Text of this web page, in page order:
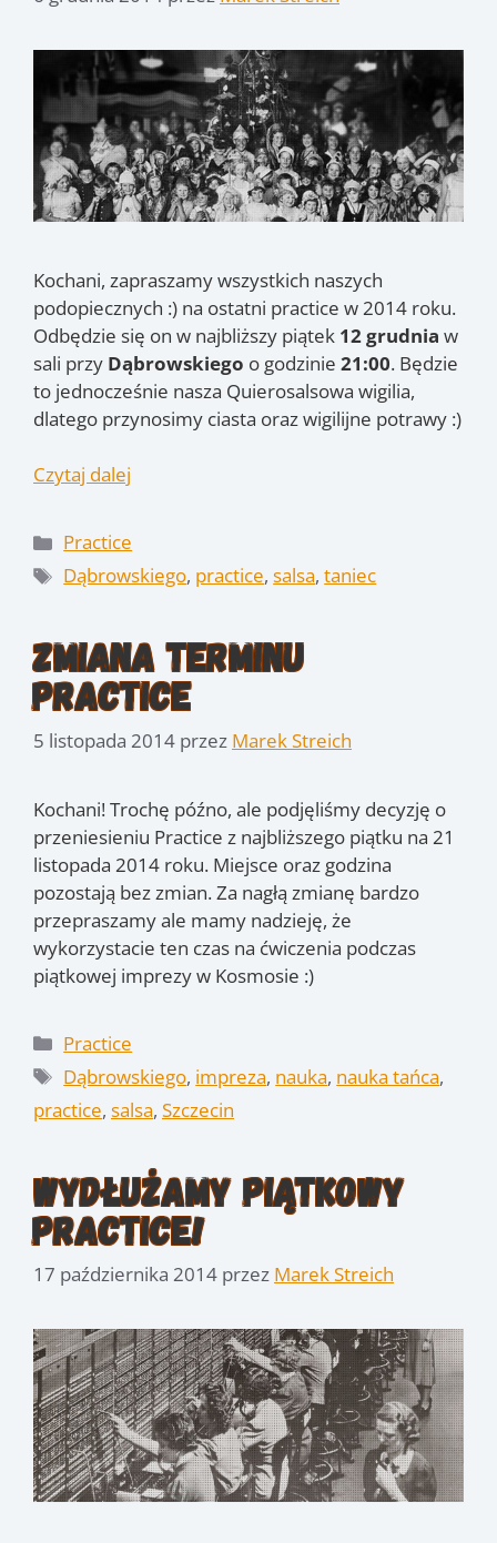
Kochani, zapraszamy wszystkich naszych
podopiecznych :) na ostatni practice w 2014 roku.
Odbędzie się on w najbliższy piątek 12 grudnia w
sali przy Dąbrowskiego o godzinie 21:00. Będzie
to jednocześnie nasza Quierosalsowa wigilia,
dlatego przynosimy ciasta oraz wigilijne potrawy :)
Czytaj dalej
Kategorie
Practice
Tagi
Dąbrowskiego, practice,salsa,taniec
Zmiana terminu
Practice
5 listopada 2014 przez Marek Streich
Kochani! Trochę późno, ale podjęliśmy decyzję o
przeniesieniu Practice z najbliższego piątku na 21
listopada 2014 roku. Miejsce oraz godzina
pozostają bez zmian. Za nagłą zmianę bardzo
przepraszamy ale mamy nadzieję, że
wykorzystacie ten czas na ćwiczenia podczas
piątkowej imprezy w Kosmosie :)
Kategorie
Practice
Tagi
Dąbrowskiego, impreza, nauka, nauka tańca,
practice, salsa, Szczecin
Wydłużamy piątkowy
Practice!
17 października 2014 przez Marek Streich